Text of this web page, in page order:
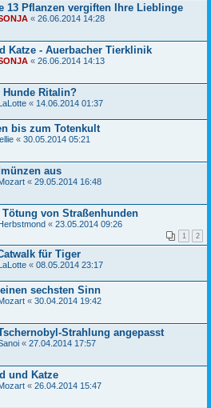
13 Pflanzen vergiften Ihre Lieblinge
« 26.06.2014 14:28
Katze - Auerbacher Tierklinik
« 26.06.2014 14:13
Hunde Ritalin?
« 14.06.2014 01:37
bis zum Totenkult
« 30.05.2014 05:21
aus
« 29.05.2014 16:48
von Straßenhunden
« 23.05.2014 09:26
1 2
für Tiger
« 08.05.2014 23:17
sechsten Sinn
« 30.04.2014 19:42
Strahlung angepasst
« 27.04.2014 17:57
und Katze
« 26.04.2014 15:47